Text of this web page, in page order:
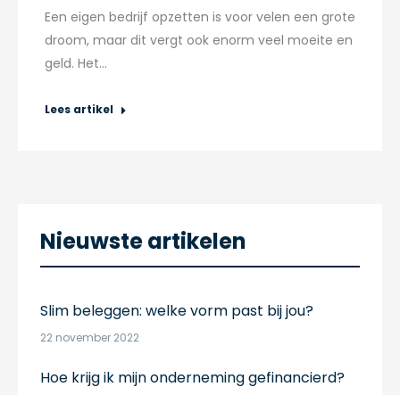
Een eigen bedrijf opzetten is voor velen een grote
droom, maar dit vergt ook enorm veel moeite en
geld. Het…
Lees artikel
Nieuwste artikelen
Slim beleggen: welke vorm past bij jou?
22 november 2022
Hoe krijg ik mijn onderneming gefinancierd?